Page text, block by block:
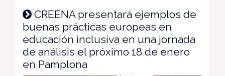
CREENA presentará ejemplos de
buenas prácticas europeas en
educación inclusiva en una jornada
de análisis el próximo 18 de enero
en Pamplona